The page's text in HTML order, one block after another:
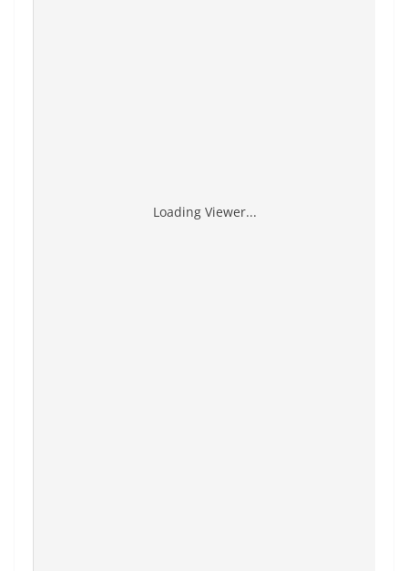
Loading Viewer...